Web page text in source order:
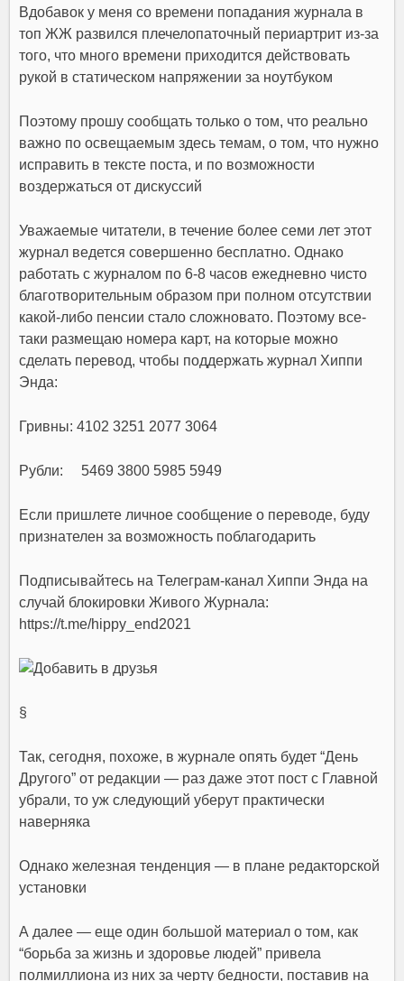
Вдобавок у меня со времени попадания журнала в
топ ЖЖ развился плечелопаточный периартрит из-за
того, что много времени приходится действовать
рукой в статическом напряжении за ноутбуком
Поэтому прошу сообщать только о том, что реально
важно по освещаемым здесь темам, о том, что нужно
исправить в тексте поста, и по возможности
воздержаться от дискуссий
Уважаемые читатели, в течение более семи лет этот
журнал ведется совершенно бесплатно. Однако
работать с журналом по 6-8 часов ежедневно чисто
благотворительным образом при полном отсутствии
какой-либо пенсии стало сложновато. Поэтому все-
таки размещаю номера карт, на которые можно
сделать перевод, чтобы поддержать журнал Хиппи
Энда:
Гривны: 4102 3251 2077 3064
Рубли: 5469 3800 5985 5949
Если пришлете личное сообщение о переводе, буду
признателен за возможность поблагодарить
Подписывайтесь на Телеграм-канал Хиппи Энда на
случай блокировки Живого Журнала:
https://t.me/hippy_end2021
§
Так, сегодня, похоже, в журнале опять будет “День
Другого” от редакции — раз даже этот пост с Главной
убрали, то уж следующий уберут практически
наверняка
Однако железная тенденция — в плане редакторской
установки
А далее — еще один большой материал о том, как
“борьба за жизнь и здоровье людей” привела
полмиллиона из них за черту бедности, поставив на